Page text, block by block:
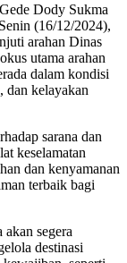
Dody Sukma
(16/12/2024),
arahan Dinas
utama arahan
dalam kondisi
dan kelayakan
sarana dan
keselamatan
dan kenyamanan
terbaik bagi
segera
destinasi